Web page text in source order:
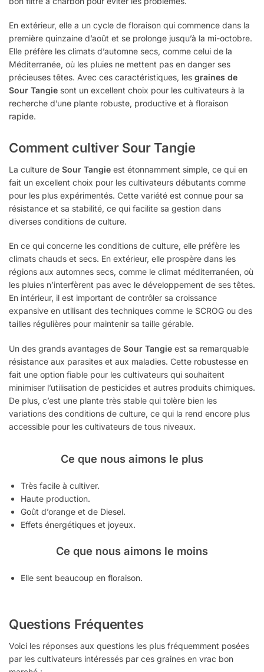
En extérieur, elle a un cycle de floraison qui commence dans la
première quinzaine d’août et se prolonge jusqu’à la mi-octobre.
Elle préfère les climats d’automne secs, comme celui de la
Méditerranée, où les pluies ne mettent pas en danger ses
précieuses têtes. Avec ces caractéristiques, les graines de
Sour Tangie sont un excellent choix pour les cultivateurs à la
recherche d’une plante robuste, productive et à floraison
rapide.
Comment cultiver Sour Tangie
La culture de Sour Tangie est étonnamment simple, ce qui en
fait un excellent choix pour les cultivateurs débutants comme
pour les plus expérimentés. Cette variété est connue pour sa
résistance et sa stabilité, ce qui facilite sa gestion dans
diverses conditions de culture.
En ce qui concerne les conditions de culture, elle préfère les
climats chauds et secs. En extérieur, elle prospère dans les
régions aux automnes secs, comme le climat méditerranéen, où
les pluies n’interfèrent pas avec le développement de ses têtes.
En intérieur, il est important de contrôler sa croissance
expansive en utilisant des techniques comme le SCROG ou des
tailles régulières pour maintenir sa taille gérable.
Un des grands avantages de Sour Tangie est sa remarquable
résistance aux parasites et aux maladies. Cette robustesse en
fait une option fiable pour les cultivateurs qui souhaitent
minimiser l’utilisation de pesticides et autres produits chimiques.
De plus, c’est une plante très stable qui tolère bien les
variations des conditions de culture, ce qui la rend encore plus
accessible pour les cultivateurs de tous niveaux.
Ce que nous aimons le plus
Très facile à cultiver.
Haute production.
Goût d’orange et de Diesel.
Effets énergétiques et joyeux.
Ce que nous aimons le moins
Elle sent beaucoup en floraison.
Questions Fréquentes
Voici les réponses aux questions les plus fréquemment posées
par les cultivateurs intéressés par ces graines en vrac bon